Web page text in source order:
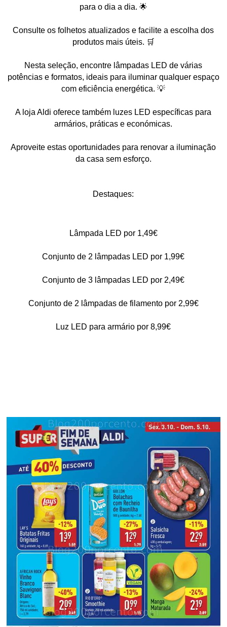
para o dia a dia. 🌟
Consulte os folhetos atualizados e facilite a escolha dos
produtos mais úteis. 🛒
Nesta seleção, encontre lâmpadas LED de várias
potências e formatos, ideais para iluminar qualquer espaço
com eficiência energética. 💡
A loja Aldi oferece também luzes LED específicas para
armários, práticas e económicas.
Aproveite estas oportunidades para renovar a iluminação
da casa sem esforço.
Destaques:
Lâmpada LED por 1,49€
Conjunto de 2 lâmpadas LED por 1,99€
Conjunto de 3 lâmpadas LED por 2,49€
Conjunto de 2 lâmpadas de filamento por 2,99€
Luz LED para armário por 8,99€